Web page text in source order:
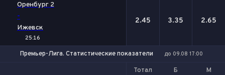
Оренбург 2
-
Ижевск
25:16
2.45 3.35 2.65
Премьер-Лига. Статистические показатели до 09.08 17:00
Тотал Б М